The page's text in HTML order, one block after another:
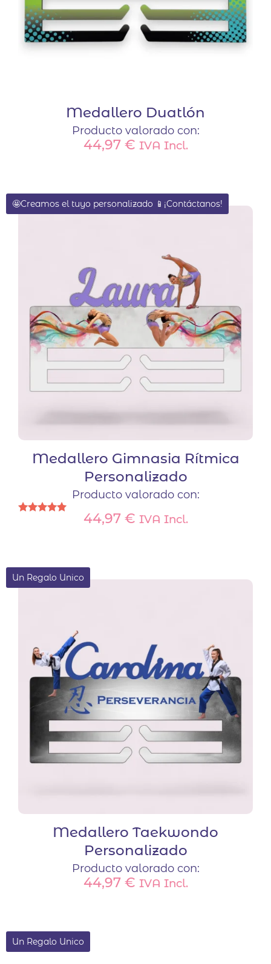
Medallero Duatlón
Producto valorado con:
44,97 € IVA Incl.
🤩Creamos el tuyo personalizado 📱¡Contáctanos!
Medallero Gimnasia Rítmica
Personalizado
Producto valorado con:
44,97 € IVA Incl.
Un Regalo Unico
Medallero Taekwondo
Personalizado
Producto valorado con:
44,97 € IVA Incl.
Un Regalo Unico